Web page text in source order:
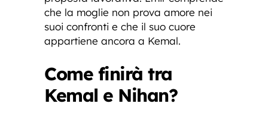
che la moglie non prova amore nei
suoi confronti e che il suo cuore
appartiene ancora a Kemal.
Come finirà tra
Kemal e Nihan?